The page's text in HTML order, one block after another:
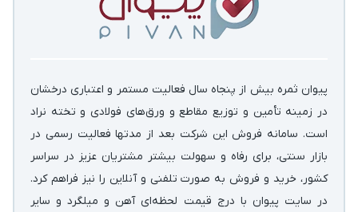
پیوان ثمره بیش از پنجاه سال فعالیت مستمر و اعتباری درخشان
در زمینه‌ تأمین و توزیع مقاطع و ورق‌های فولادی و تخته نراد
است. سامانه فروش این شرکت بعد از مدتها فعالیت رسمی در
بازار سنتی، برای رفاه و سهولت بیشتر مشتریان عزیز در سراسر
کشور، خرید و فروش به صورت تلفنی و آنلاین را نیز فراهم کرد.
در سایت پیوان با درج قیمت لحظه‌ای آهن و میلگرد و سایر